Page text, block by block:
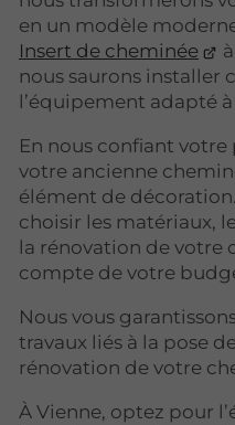
en un modèle
Insert de cheminée
nous saurons installer
l’équipement adapté à
En nous confiant
votre ancienne
élément de
choisir les matériaux,
la rénovation de votre
compte de votre
Nous vous
travaux liés à la pose
rénovation de votre
À Vienne, optez pour